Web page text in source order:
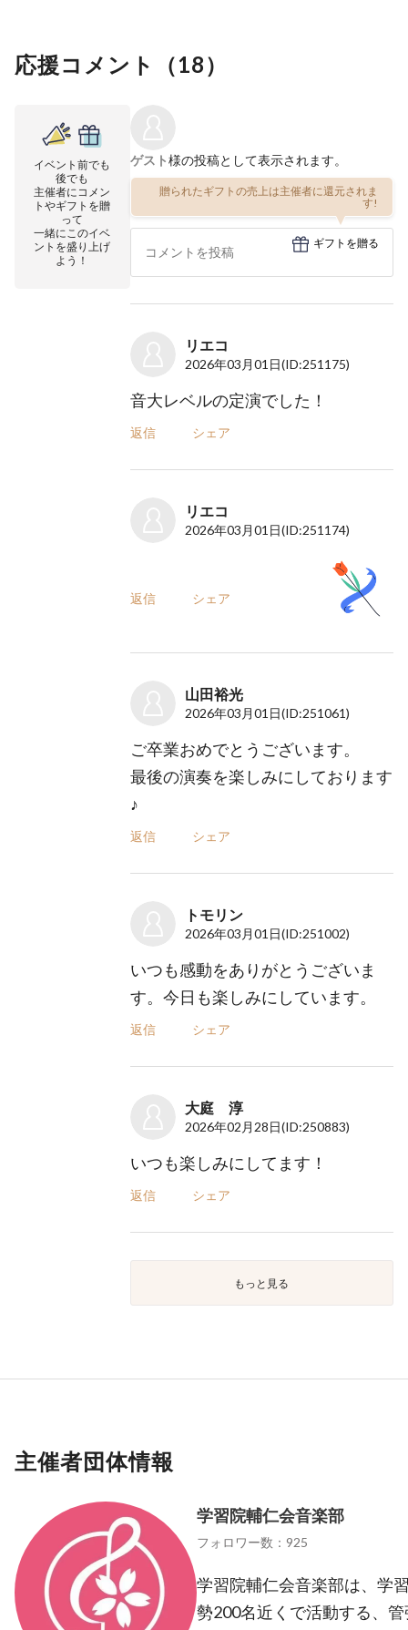
応援コメント（18）
イベント前でも
後でも
主催者にコメン
トやギフトを贈
って
一緒にこのイベ
ントを盛り上げ
よう！
ゲスト様の投稿として表示されます。
贈られたギフトの売上は主催者に還元されま
す!
ギフトを贈る
リエコ
2026年03月01日(ID:251175)
音大レベルの定演でした！
返信 シェア
リエコ
2026年03月01日(ID:251174)
返信 シェア
山田裕光
2026年03月01日(ID:251061)
ご卒業おめでとうございます。
最後の演奏を楽しみにしております
♪
返信 シェア
トモリン
2026年03月01日(ID:251002)
いつも感動をありがとうございま
す。今日も楽しみにしています。
返信 シェア
大庭 淳
2026年02月28日(ID:250883)
いつも楽しみにしてます！
返信 シェア
もっと見る
主催者団体情報
学習院輔仁会音楽部
フォロワー数：925
学習院輔仁会音楽部は、学
勢200名近くで活動する、